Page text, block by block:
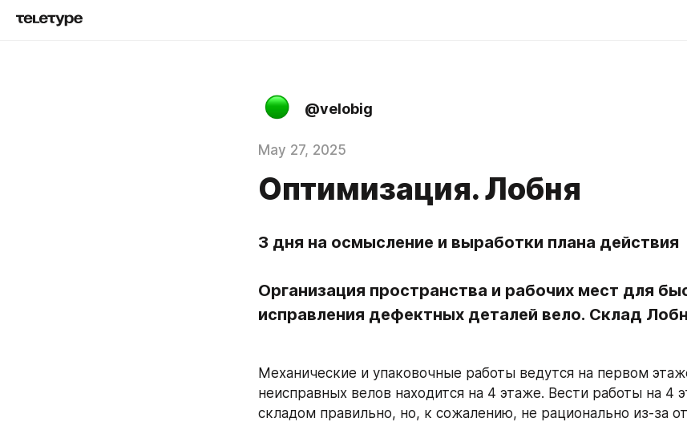
@velobig
May 27, 2025
Оптимизация. Лобня
3 дня на осмысление и выработки плана действия
Организация пространства и рабочих мест для
исправления дефектных деталей вело. Склад
Механические и упаковочные работы ведутся на первом
неисправных велов находится на 4 этаже. Вести работы на 4
складом правильно, но, к сожалению, не рационально из-за